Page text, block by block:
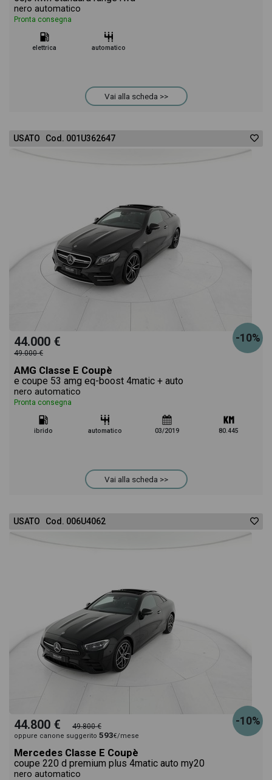
nero automatico
Pronta consegna
elettrica automatico
Vai alla scheda >>
USATO Cod. 001U362647
-10%
44.000 €
49.000 €
AMG Classe E Coupè
e coupe 53 amg eq-boost 4matic + auto
nero automatico
Pronta consegna
ibrido automatico 03/2019 80.445
Vai alla scheda >>
USATO Cod. 006U4062
-10%
44.800 € 49.800 €
oppure canone suggerito 593€/mese
Mercedes Classe E Coupè
coupe 220 d premium plus 4matic auto my20
nero automatico